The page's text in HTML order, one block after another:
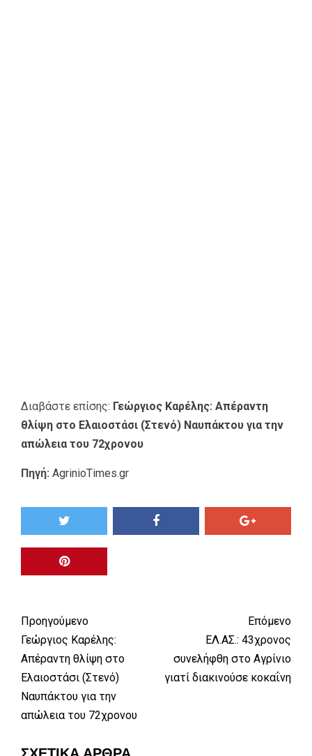
Διαβάστε επίσης: Γεώργιος Καρέλης: Απέραντη
θλίψη στο Ελαιοστάσι (Στενό) Ναυπάκτου για την
απώλεια του 72χρονου
Πηγή: AgrinioTimes.gr
Προηγούμενο
Γεώργιος Καρέλης:
Απέραντη θλίψη στο
Ελαιοστάσι (Στενό)
Ναυπάκτου για την
απώλεια του 72χρονου
Επόμενο
ΕΛ.ΑΣ.: 43χρονος
συνελήφθη στο Αγρίνιο
γιατί διακινούσε κοκαΐνη